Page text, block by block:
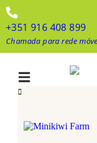
+351 916 408 899
Chamada para rede